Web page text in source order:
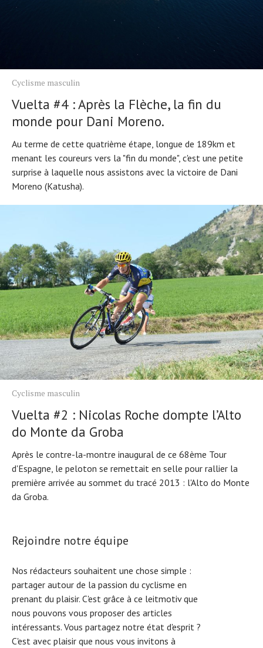
Cyclisme masculin
Vuelta #4 : Après la Flèche, la fin du
monde pour Dani Moreno.
Au terme de cette quatrième étape, longue de 189km et
menant les coureurs vers la "fin du monde", c'est une petite
surprise à laquelle nous assistons avec la victoire de Dani
Moreno (Katusha).
Cyclisme masculin
Vuelta #2 : Nicolas Roche dompte l’Alto
do Monte da Groba
Après le contre-la-montre inaugural de ce 68ème Tour
d'Espagne, le peloton se remettait en selle pour rallier la
première arrivée au sommet du tracé 2013 : l'Alto do Monte
da Groba.
Rejoindre notre équipe
Nos rédacteurs souhaitent une chose simple :
partager autour de la passion du cyclisme en
prenant du plaisir. C'est grâce à ce leitmotiv que
nous pouvons vous proposer des articles
intéressants. Vous partagez notre état d'esprit ?
C'est avec plaisir que nous vous invitons à